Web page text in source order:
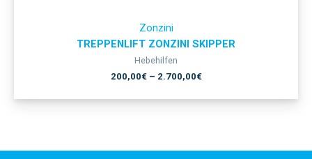
Zonzini
TREPPENLIFT ZONZINI SKIPPER
Hebehilfen
200,00€– 2.700,00€